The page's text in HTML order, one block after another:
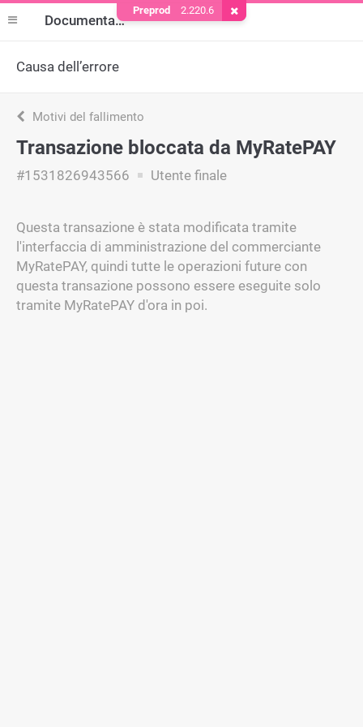
Documentazione
Causa dell’errore
Motivi del fallimento
Transazione bloccata da MyRatePAY
#1531826943566 Utente finale
Questa transazione è stata modificata tramite
l'interfaccia di amministrazione del commerciante
MyRatePAY, quindi tutte le operazioni future con
questa transazione possono essere eseguite solo
tramite MyRatePAY d'ora in poi.
Preprod 2.220.6 Rimuovere il cookie